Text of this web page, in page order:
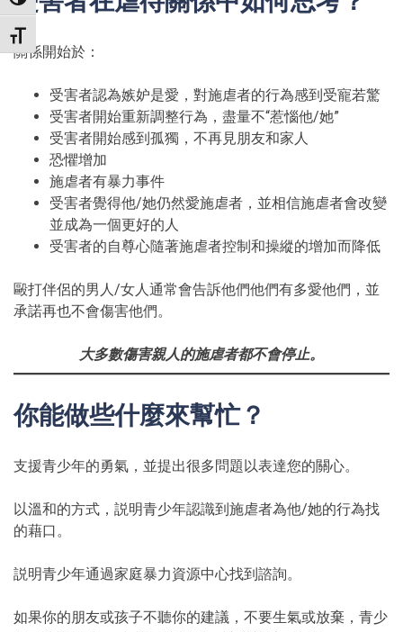
TOGGLE FONT SIZE
關係開始於：
受害者認為嫉妒是愛，對施虐者的行為感到受寵若驚
受害者開始重新調整行為，盡量不“惹惱他/她”
受害者開始感到孤獨，不再見朋友和家人
恐懼增加
施虐者有暴力事件
受害者覺得他/她仍然愛施虐者，並相信施虐者會改變
並成為一個更好的人
受害者的自尊心隨著施虐者控制和操縱的增加而降低
毆打伴侶的男人/女人通常會告訴他們他們有多愛他們，並
承諾再也不會傷害他們。
大多數傷害親人的施虐者都不會停止。
你能做些什麼來幫忙？
支援青少年的勇氣，並提出很多問題以表達您的關心。
以溫和的方式，説明青少年認識到施虐者為他/她的行為找
的藉口。
説明青少年通過家庭暴力資源中心找到諮詢。
如果你的朋友或孩子不聽你的建議，不要生氣或放棄，青少